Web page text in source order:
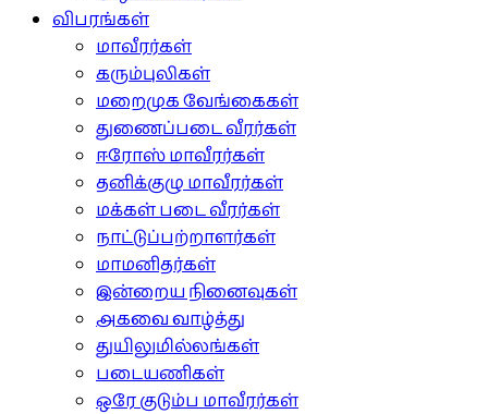
விபரங்கள்
மாவீரர்கள்
கரும்புலிகள்
மறைமுக வேங்கைகள்
துணைப்படை வீரர்கள்
ஈரோஸ் மாவீரர்கள்
தனிக்குழு மாவீரர்கள்
மக்கள் படை வீரர்கள்
நாட்டுப்பற்றாளர்கள்
மாமனிதர்கள்
இன்றைய நினைவுகள்
அகவை வாழ்த்து
துயிலுமில்லங்கள்
படையணிகள்
ஒரே குடும்ப மாவீரர்கள்